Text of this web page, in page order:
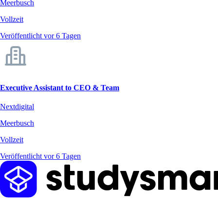
Meerbusch
Vollzeit
Veröffentlicht vor 6 Tagen
Executive Assistant to CEO & Team
Nextdigital
Meerbusch
Vollzeit
Veröffentlicht vor 6 Tagen